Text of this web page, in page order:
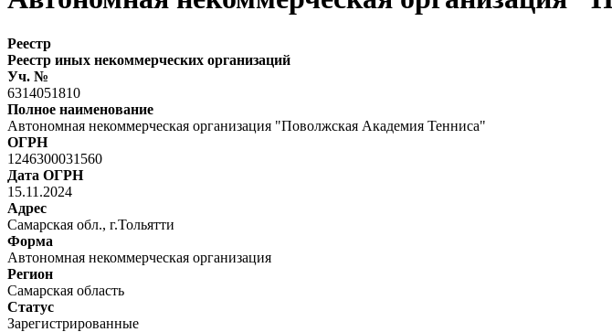
Реестр
Реестр иных некоммерческих организаций
Уч. №
6314051810
Полное наименование
Автономная некоммерческая организация "Поволжская Академия Тенниса"
ОГРН
1246300031560
Дата ОГРН
15.11.2024
Адрес
Самарская обл., г.Тольятти
Форма
Автономная некоммерческая организация
Регион
Самарская область
Статус
Зарегистрированные